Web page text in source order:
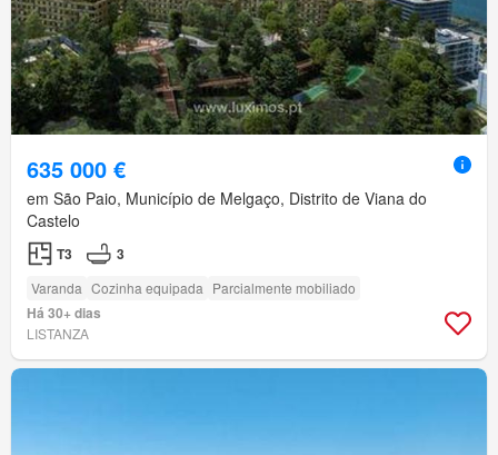
635 000 €
em São Paio, Município de Melgaço, Distrito de Viana do
Castelo
T3 3
Varanda Cozinha equipada Parcialmente mobiliado
Há 30+ dias
LISTANZA